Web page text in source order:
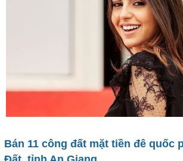
Bán 11 công đất mặt tiền đê quốc